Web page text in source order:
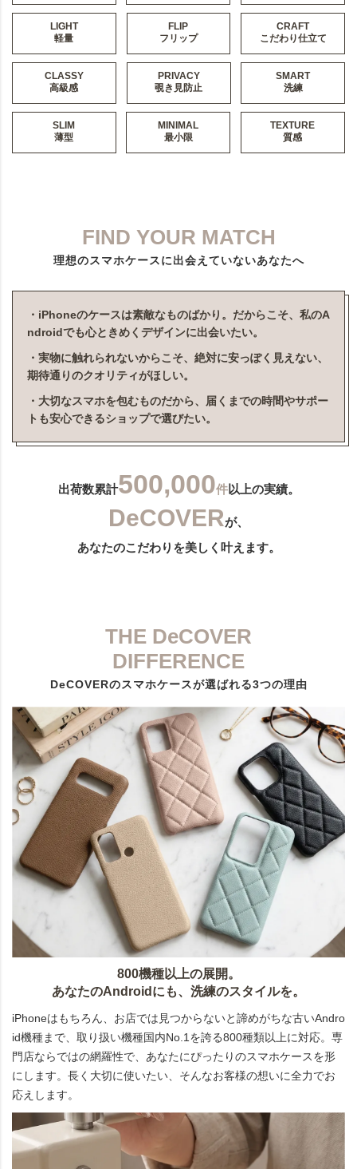
LIGHT
軽量
FLIP
フリップ
CRAFT
こだわり仕立て
CLASSY
高級感
PRIVACY
覗き見防止
SMART
洗練
SLIM
薄型
MINIMAL
最小限
TEXTURE
質感
FIND YOUR MATCH
理想のスマホケースに出会えていないあなたへ
・iPhoneのケースは素敵なものばかり。だからこそ、私のA
ndroidでも心ときめくデザインに出会いたい。
・実物に触れられないからこそ、絶対に安っぽく見えない、
期待通りのクオリティがほしい。
・大切なスマホを包むものだから、届くまでの時間やサポー
トも安心できるショップで選びたい。
出荷数累計500,000件以上の実績。
DeCOVERが、
あなたのこだわりを美しく叶えます。
THE DeCOVER
DIFFERENCE
DeCOVERのスマホケースが選ばれる3つの理由
800機種以上の展開。
あなたのAndroidにも、洗練のスタイルを。
iPhoneはもちろん、お店では見つからないと諦めがちな古いAndro
id機種まで、取り扱い機種国内No.1を誇る800種類以上に対応。専
門店ならではの網羅性で、あなたにぴったりのスマホケースを形
にします。長く大切に使いたい、そんなお客様の想いに全力でお
応えします。